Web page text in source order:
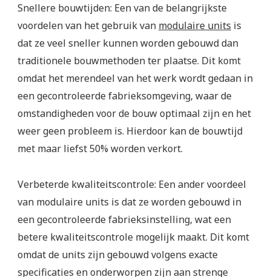
Snellere bouwtijden: Een van de belangrijkste
voordelen van het gebruik van modulaire units is
dat ze veel sneller kunnen worden gebouwd dan
traditionele bouwmethoden ter plaatse. Dit komt
omdat het merendeel van het werk wordt gedaan in
een gecontroleerde fabrieksomgeving, waar de
omstandigheden voor de bouw optimaal zijn en het
weer geen probleem is. Hierdoor kan de bouwtijd
met maar liefst 50% worden verkort.
Verbeterde kwaliteitscontrole: Een ander voordeel
van modulaire units is dat ze worden gebouwd in
een gecontroleerde fabrieksinstelling, wat een
betere kwaliteitscontrole mogelijk maakt. Dit komt
omdat de units zijn gebouwd volgens exacte
specificaties en onderworpen zijn aan strenge